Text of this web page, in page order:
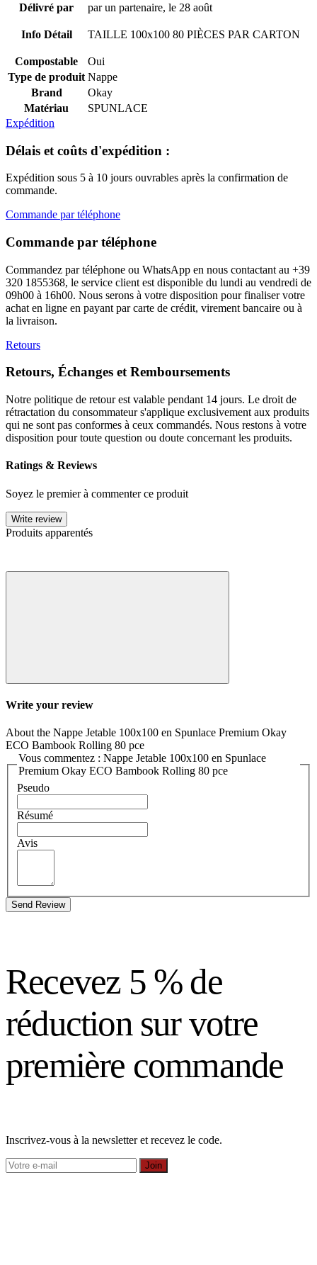
Délivré par
par un partenaire, le 28 août
Info Détail TAILLE 100x100 80 PIÈCES PAR CARTON
Compostable
Oui
Type de produit Nappe
Brand
Okay
Matériau
SPUNLACE
Expédition
Délais et coûts d'expédition :
Expédition sous 5 à 10 jours ouvrables après la confirmation de
commande.
Commande par téléphone
Commande par téléphone
Commandez par téléphone ou WhatsApp en nous contactant au +39
320 1855368, le service client est disponible du lundi au vendredi de
09h00 à 16h00. Nous serons à votre disposition pour finaliser votre
achat en ligne en payant par carte de crédit, virement bancaire ou à
la livraison.
Retours
Retours, Échanges et Remboursements
Notre politique de retour est valable pendant 14 jours. Le droit de
rétractation du consommateur s'applique exclusivement aux produits
qui ne sont pas conformes à ceux commandés. Nous restons à votre
disposition pour toute question ou doute concernant les produits.
Ratings & Reviews
Soyez le premier à commenter ce produit
Write review
Produits apparentés
Write your review
About the Nappe Jetable 100x100 en Spunlace Premium Okay
ECO Bambook Rolling 80 pce
Vous commentez : Nappe Jetable 100x100 en Spunlace
Premium Okay ECO Bambook Rolling 80 pce
Pseudo
Résumé
Avis
Send Review
Recevez 5 % de
réduction sur votre
première commande
Inscrivez-vous à la newsletter et recevez le code.
Join